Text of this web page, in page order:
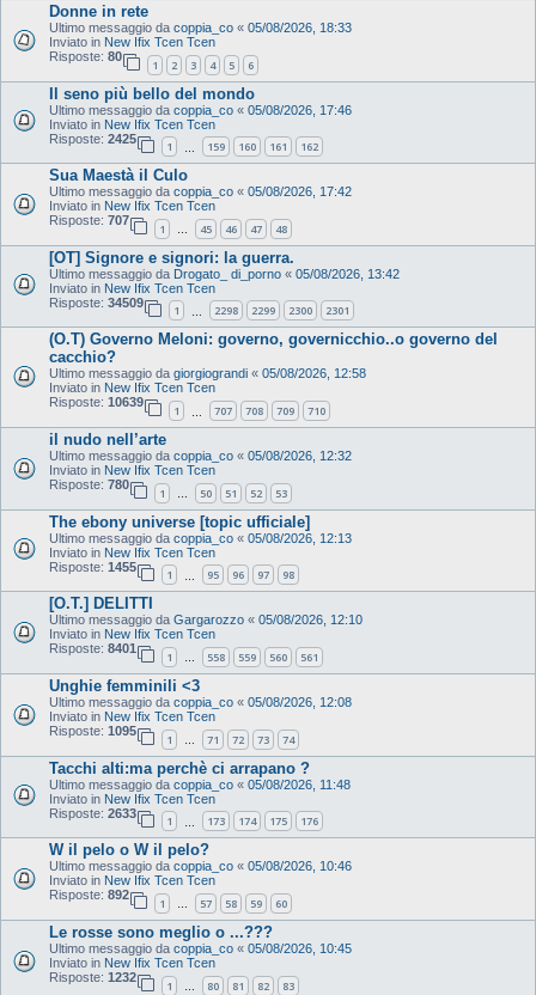
Donne in rete
Ultimo messaggio da coppia_co « 05/08/2026, 18:33
Inviato in New Ifix Tcen Tcen
Risposte: 80
1 2 3 4 5 6
Il seno più bello del mondo
Ultimo messaggio da coppia_co « 05/08/2026, 17:46
Inviato in New Ifix Tcen Tcen
Risposte: 2425
1 159 160 161 162
Sua Maestà il Culo
Ultimo messaggio da coppia_co « 05/08/2026, 17:42
Inviato in New Ifix Tcen Tcen
Risposte: 707
1 … 45 46 47 48
[OT] Signore e signori: la guerra.
Ultimo messaggio da Drogato_ di_porno « 05/08/2026, 13:42
Inviato in New Ifix Tcen Tcen
Risposte: 34509
1 2298 2299 2300 2301
(O.T) Governo Meloni: governo, governicchio..o governo del
cacchio?
Ultimo messaggio da giorgiograndi « 05/08/2026, 12:58
Inviato in New Ifix Tcen Tcen
Risposte: 10639
1 707 708 709 710
il nudo nell’arte
Ultimo messaggio da coppia_co « 05/08/2026, 12:32
Inviato in New Ifix Tcen Tcen
Risposte: 780
1 … 50 51 52 53
The ebony universe [topic ufficiale]
Ultimo messaggio da coppia_co « 05/08/2026, 12:13
Inviato in New Ifix Tcen Tcen
Risposte: 1455
1 95 96 97 98
[O.T.] DELITTI
Ultimo messaggio da Gargarozzo « 05/08/2026, 12:10
Inviato in New Ifix Tcen Tcen
Risposte: 8401
1 … 558 559 560 561
Unghie femminili <3
Ultimo messaggio da coppia_co « 05/08/2026, 12:08
Inviato in New Ifix Tcen Tcen
Risposte: 1095
1 … 71 72 73 74
Tacchi alti:ma perchè ci arrapano ?
Ultimo messaggio da coppia_co « 05/08/2026, 11:48
Inviato in New Ifix Tcen Tcen
Risposte: 2633
1 173 174 175 176
W il pelo o W il pelo?
Ultimo messaggio da coppia_co « 05/08/2026, 10:46
Inviato in New Ifix Tcen Tcen
Risposte: 892
1 … 57 58 59 60
Le rosse sono meglio o ...???
Ultimo messaggio da coppia_co « 05/08/2026, 10:45
Inviato in New Ifix Tcen Tcen
Risposte: 1232
1 … 80 81 82 83